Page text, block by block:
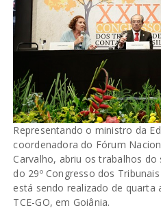
Representando o ministro da
coordenadora do Fórum
Carvalho, abriu os trabalhos do
do 29º Congresso dos
está sendo realizado de quarta
TCE-GO, em Goiânia.